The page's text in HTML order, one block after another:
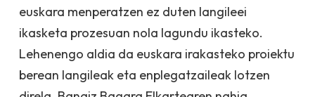
euskara menperatzen ez duten langileei
ikasketa prozesuan nola lagundu ikasteko.
Lehenengo aldia da euskara irakasteko proiektu
berean langileak eta enplegatzaileak lotzen